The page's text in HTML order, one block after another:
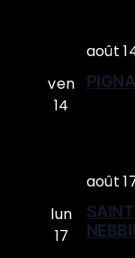
ven
14
août
lun
17
août